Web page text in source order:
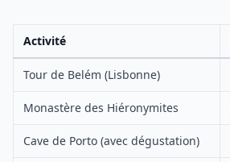
Activité
Tour de Belém (Lisbonne)
Monastère des Hiéronymites
Cave de Porto (avec dégustation)